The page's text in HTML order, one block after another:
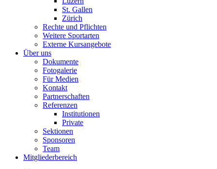
St. Gallen
Zürich
Rechte und Pflichten
Weitere Sportarten
Externe Kursangebote
Über uns
Dokumente
Fotogalerie
Für Medien
Kontakt
Partnerschaften
Referenzen
Institutionen
Private
Sektionen
Sponsoren
Team
Mitgliederbereich